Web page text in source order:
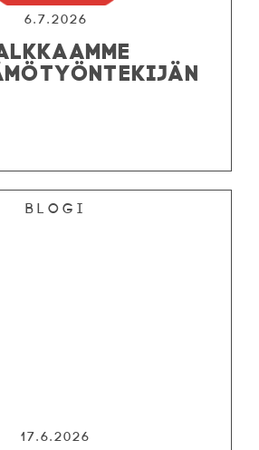
6.7.2026
Blogi
17.6.2026